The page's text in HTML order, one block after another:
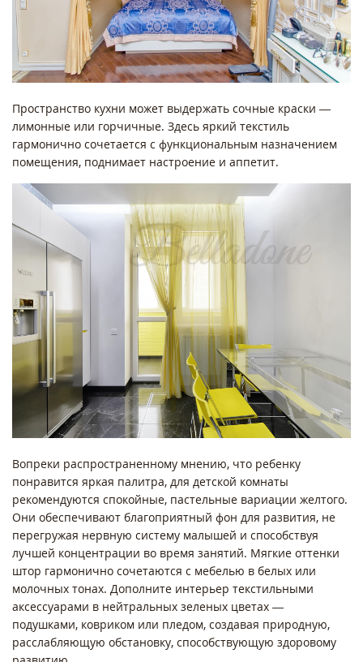
Пространство кухни может выдержать сочные краски —
лимонные или горчичные. Здесь яркий текстиль
гармонично сочетается с функциональным назначением
помещения, поднимает настроение и аппетит.
Вопреки распространенному мнению, что ребенку
понравится яркая палитра, для детской комнаты
рекомендуются спокойные, пастельные вариации желтого.
Они обеспечивают благоприятный фон для развития, не
перегружая нервную систему малышей и способствуя
лучшей концентрации во время занятий. Мягкие оттенки
штор гармонично сочетаются с мебелью в белых или
молочных тонах. Дополните интерьер текстильными
аксессуарами в нейтральных зеленых цветах —
подушками, ковриком или пледом, создавая природную,
расслабляющую обстановку, способствующую здоровому